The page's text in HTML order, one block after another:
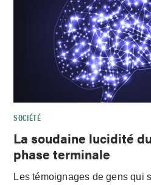
SOCIÉTÉ
La soudaine lucidité
phase terminale
Les témoignages de gens qui